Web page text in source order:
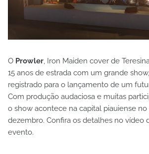
O Prowler, Iron Maiden cover de
15 anos de estrada com um grande
registrado para o lançamento de um
Com produção audaciosa e muitas
o show acontece na capital piauiense no
dezembro. Confira os detalhes no vídeo
evento.